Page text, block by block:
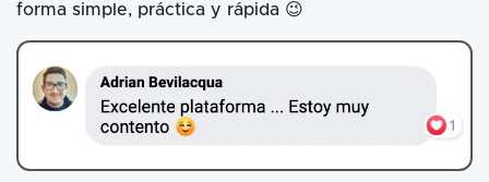
forma simple, práctica y rápida 😉